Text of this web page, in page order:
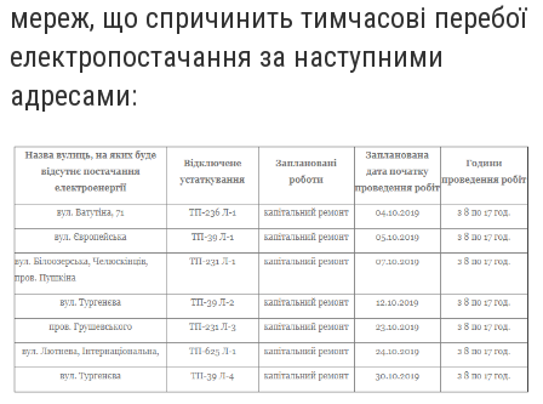
мереж, що спричинить тимчасові перебої
електропостачання за наступними
адресами: